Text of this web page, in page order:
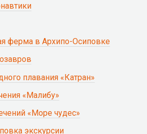
ферма в Архипо-Осиповке
плавания «Катран»
«Малибу»
«Море чудес»
экскурсии